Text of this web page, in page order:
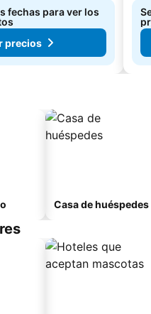
fechas para ver los
precios
Casa de huéspedes